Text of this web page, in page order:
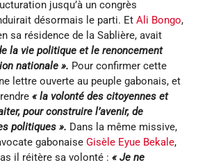
jusqu’à un congrès
désormais le parti. Et Ali Bongo,
sa résidence de la Sablière, avait
la vie politique et le renoncement
nationale ». Pour confirmer cette
lettre ouverte au peuple gabonais, et
« la volonté des citoyennes et
pour construire l’avenir, de
politiques ». Dans la même missive,
gabonaise Gisèle Eyue Bekale,
il réitère sa volonté : «Je ne